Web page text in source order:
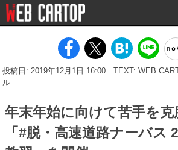
投稿日: 2019年12月1日 16:00 TEXT: WEB
ル
年末年始に向けて苦手を
「#脱・高速道路ナーバス